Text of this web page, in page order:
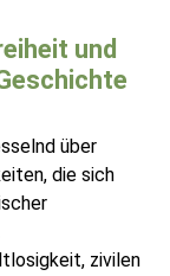
und
über
die sich
zivilen